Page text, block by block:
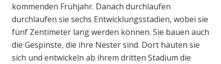
kommenden Frühjahr. Danach durchlaufen
durchlaufen sie sechs Entwicklungsstadien, wobei sie
fünf Zentimeter lang werden können. Sie bauen auch
die Gespinste, die ihre Nester sind. Dort häuten sie
sich und entwickeln ab ihrem dritten Stadium die